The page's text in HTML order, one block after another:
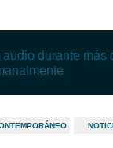
audio durante más